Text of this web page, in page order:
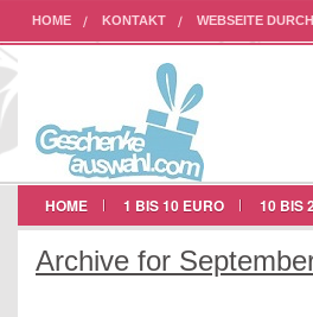
HOME KONTAKT WEBSEITE
AUF UNSERER WEBSEITE WERBEN
HOME 1 BIS 10 EURO 10 BIS
Archive for